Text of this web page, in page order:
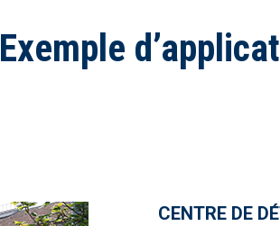
Exemple
CENTRE DE